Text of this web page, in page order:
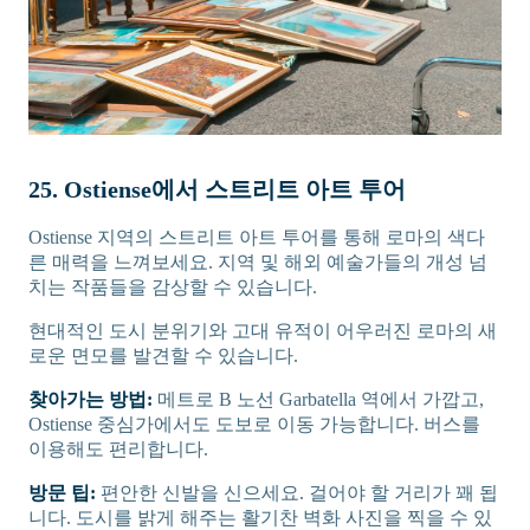
25. Ostiense에서 스트리트 아트 투어
Ostiense 지역의 스트리트 아트 투어를 통해 로마의 색다
른 매력을 느껴보세요. 지역 및 해외 예술가들의 개성 넘
치는 작품들을 감상할 수 있습니다.
현대적인 도시 분위기와 고대 유적이 어우러진 로마의 새
로운 면모를 발견할 수 있습니다.
찾아가는 방법: 메트로 B 노선 Garbatella 역에서 가깝고,
Ostiense 중심가에서도 도보로 이동 가능합니다. 버스를
이용해도 편리합니다.
방문 팁: 편안한 신발을 신으세요. 걸어야 할 거리가 꽤 됩
니다. 도시를 밝게 해주는 활기찬 벽화 사진을 찍을 수 있